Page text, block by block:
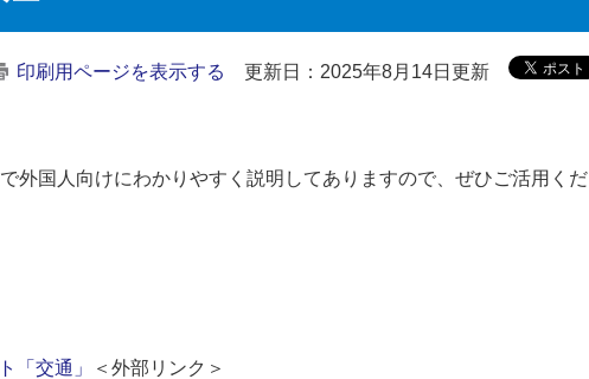
印刷用ページを表示する 更新日：2025年8月14日更新
外国人向けにわかりやすく説明してありますので、ぜひご活用くだ
「交通」 ＜外部リンク＞